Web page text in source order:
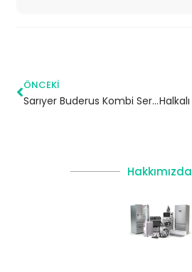
ÖNCEKI
Sarıyer Buderus Kombi Servisi
Hakkımızda